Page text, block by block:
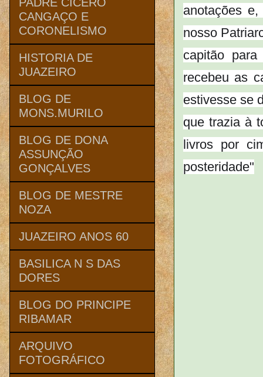
anotações
nosso Patriar
capitão
recebeu as
estivesse se
que trazia à
livros por
posteridade"
CANGAÇO E
CORONELISMO
HISTORIA DE
JUAZEIRO
BLOG DE
MONS.MURILO
BLOG DE DONA
ASSUNÇÃO
GONÇALVES
BLOG DE MESTRE
NOZA
JUAZEIRO ANOS 60
BASILICA N S DAS
DORES
BLOG DO PRINCIPE
RIBAMAR
ARQUIVO
FOTOGRÁFICO